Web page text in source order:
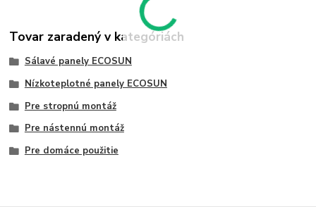
Tovar zaradený v kategóriách
Sálavé panely ECOSUN
Nízkoteplotné panely ECOSUN
Pre stropnú montáž
Pre nástennú montáž
Pre domáce použitie